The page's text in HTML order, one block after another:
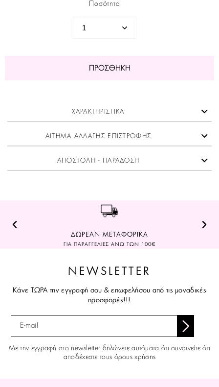
Ποσότητα
ΠΡΟΣΘΉΚΗ
ΧΑΡΑΚΤΗΡΙΣΤΙΚΑ
ΑΙΤΗΜΑ ΑΛΛΑΓΗΣ ΕΠΙΣΤΡΟΦΗΣ
ΑΠΟΣΤΟΛΗ - ΠΑΡΑΔΟΣΗ
ΔΩΡΕΑΝ ΜΕΤΑΦΟΡΙΚΑ
ΓΙΑ ΠΑΡΑΓΓΕΛΙΕΣ ΑΝΩ ΤΩΝ 100€
NEWSLETTER
Κάνε ΤΩΡΑ την εγγραφή σου & επωφελήσου από τις μοναδικές
προσφορές!!!
Με την εγγραφή στο newsletter δηλώνετε αυτόματα ότι συναινείτε ότι
αποδέχεστε τους όρους χρήσης